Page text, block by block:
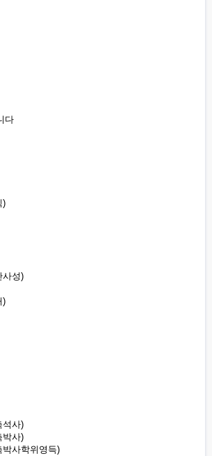
다
)
사성)
)
석사)
박사)
사학위영득)